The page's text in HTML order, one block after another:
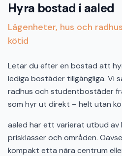
Hyra bostad i aaled
Lägenheter, hus och
kötid
Letar du efter en bostad att
lediga bostäder tillgängliga. Vi
radhus och studentbostäder
som hyr ut direkt – helt utan
aaled har ett varierat utbud av
prisklasser och områden.
kompakt etta nära centrum